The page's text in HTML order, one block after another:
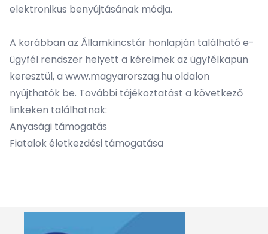
elektronikus benyújtásának módja.
A korábban az Államkincstár honlapján található e-
ügyfél rendszer helyett a kérelmek az ügyfélkapun
keresztül, a www.magyarorszag.hu oldalon
nyújthatók be. További tájékoztatást a következő
linkeken találhatnak:
Anyasági támogatás
Fiatalok életkezdési támogatása